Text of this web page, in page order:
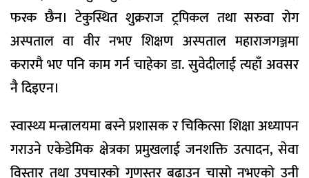
फरक छैन। टेकुस्थित शुक्रराज ट्रपिकल तथा सरुवा रोग
अस्पताल वा वीर नभए शिक्षण अस्पताल महाराजगञ्जमा
करारमै भए पनि काम गर्न चाहेका डा. सुवेदीलाई त्यहाँ अवसर
नै दिइएन।
स्वास्थ्य मन्त्रालयमा बस्ने प्रशासक र चिकित्सा शिक्षा अध्यापन
गराउने एकेडेमिक क्षेत्रका प्रमुखलाई जनशक्ति उत्पादन, सेवा
विस्तार तथा उपचारको गुणस्तर बढाउन चासो नभएको उनी